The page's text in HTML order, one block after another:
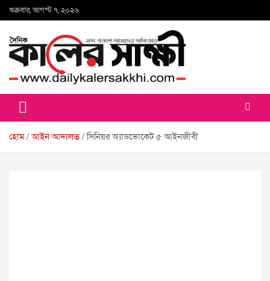
Skip
to
শুক্রবার, আগস্ট ৭, ২০২৬
কালের সাক্ষী
হোম আইন আদালত সিনিয়র অ্যাডভোকেট ৫ আইনজীবী